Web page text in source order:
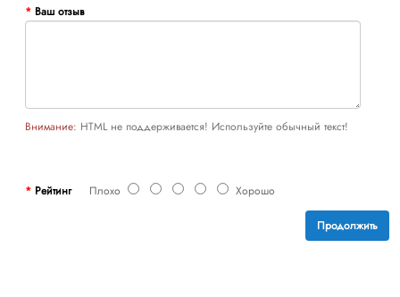
Ваш отзыв
Внимание: HTML не поддерживается! Используйте обычный текст!
РейтингПлохо Хорошо
Продолжить